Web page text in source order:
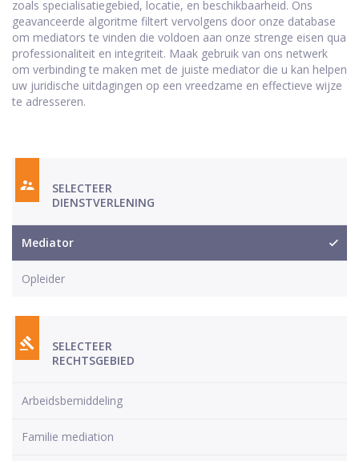
zoals specialisatiegebied, locatie, en beschikbaarheid. Ons
geavanceerde algoritme filtert vervolgens door onze database
om mediators te vinden die voldoen aan onze strenge eisen qua
professionaliteit en integriteit. Maak gebruik van ons netwerk
om verbinding te maken met de juiste mediator die u kan helpen
uw juridische uitdagingen op een vreedzame en effectieve wijze
te adresseren.
SELECTEER
DIENSTVERLENING
Mediator
Opleider
SELECTEER
RECHTSGEBIED
Arbeidsbemiddeling
Familie mediation